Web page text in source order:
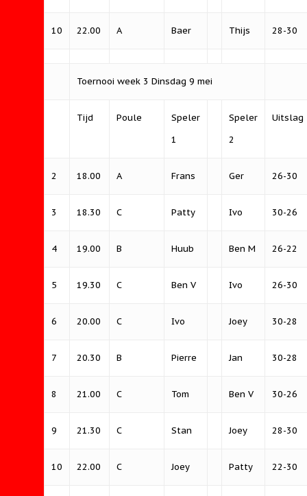
10 22.00 A Baer Thijs 28-30
Toernooi week 3 Dinsdag 9 mei
Tijd Poule
Speler
1
Speler
2
Uitslag
2 18.00 A Frans Ger 26-30
3 18.30 C Patty Ivo 30-26
4 19.00 B Huub Ben M 26-22
5 19.30 C Ben V Ivo 26-30
6 20.00 C Ivo Joey 30-28
7 20.30 B Pierre Jan 30-28
8 21.00 C Tom Ben V 30-26
9 21.30 C Stan Joey 28-30
10 22.00 C Joey Patty 22-30